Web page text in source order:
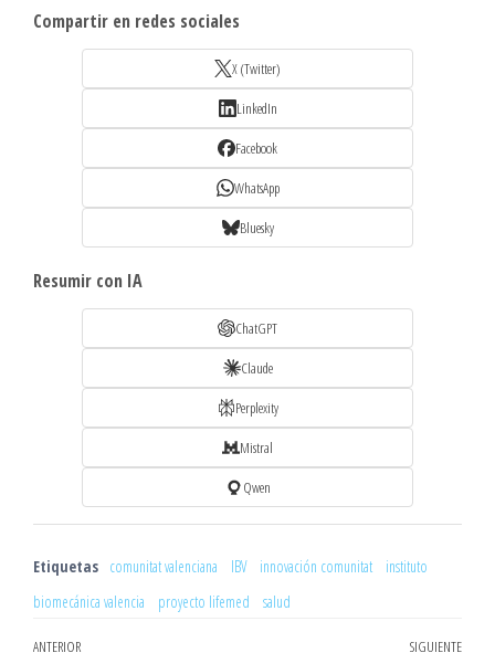
Compartir en redes sociales
X (Twitter)
LinkedIn
Facebook
WhatsApp
Bluesky
Resumir con IA
ChatGPT
Claude
Perplexity
Mistral
Qwen
Etiquetas comunitat valenciana IBV innovación comunitat
instituto
biomecánica valencia
proyecto lifemed salud
ANTERIOR SIGUIENTE